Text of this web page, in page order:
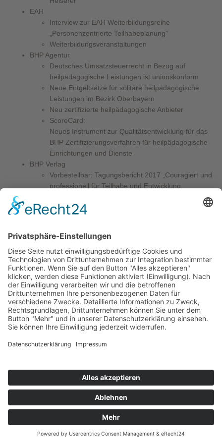
EAH
Interview zur EAH Weiterbildungsreihe
„Personenzentrierte Teilhabeplanung“
Weiterbildungsveranstaltungen
BHP Agentur
Deutsches Umsatzsteuerrecht in Bezug auf
heilpädagogische Leistungen ist unionskonform
Neue Entgeltsätze für solitäre heilpädagogische
Leistungen im Bezirk Oberbayern
Neu zertifizierte heilpädagogische Anbieter
ScoreCard:
Neues Instrument zur Qualitätsentwicklung für das
BHP Zertifizierungsverfahren für heilpädagogische
Einrichtungen und Dienste
BHP Verlag
Vorbestellbar: Tagungsbericht 2017 „Couragiert und
professionell für Teilhabe und Entwicklung.
Neu erschienen: „Der Wörtergarten | Ein
Internationales Archiv
Exkursionsbericht: Studierende der Ev. Hochschule
R-W-L zu Gast im Archiv
Projekttage im Internationalen Archiv für
Heilpädagogik
Neuer Vorstand gewählt
Veranstaltungen 2018 des Emil E. Kobi Instituts
Regionale Arbeit
Personalien
Berufspolitisches Forum
heilpädagogischen Praxen in NRW
Regionalgruppentreffen der Regionalgruppe
Bayern im Sommer 2017
Hinweise | Cartoon
heilpaedagogik.de2018-2
Impressum